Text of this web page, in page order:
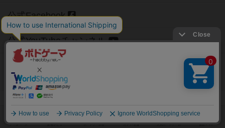
公式Facebook
公式YouTubeチャンネル